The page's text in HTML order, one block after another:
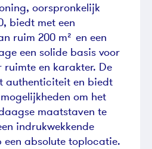
oorspronkelijk
biedt met een
ruim 200 m² en een
een solide basis voor
ruimte en karakter. De
authenticiteit en biedt
om het
maatstaven te
indrukwekkende
absolute toplocatie.